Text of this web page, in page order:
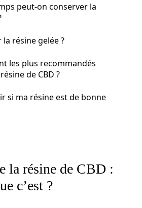
peut-on conserver la
résine gelée ?
les plus recommandés
de CBD ?
si ma résine est de bonne
la résine de CBD :
c’est ?